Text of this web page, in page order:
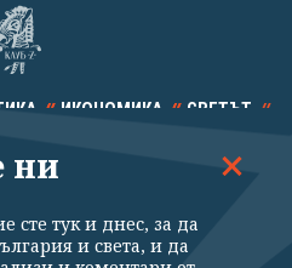
ИКОНОМИКА СВЕТЪТ
КАЛЕЙДОСКОП
ни
сте тук и днес, за да
и света, и да